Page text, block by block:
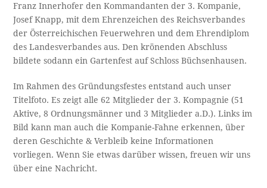
Franz Innerhofer den Kommandanten der 3. Kompanie,
Josef Knapp, mit dem Ehrenzeichen des Reichsverbandes
der Österreichischen Feuerwehren und dem Ehrendiplom
des Landesverbandes aus. Den krönenden Abschluss
bildete sodann ein Gartenfest auf Schloss Büchsenhausen.
Im Rahmen des Gründungsfestes entstand auch unser
Titelfoto. Es zeigt alle 62 Mitglieder der 3. Kompagnie (51
Aktive, 8 Ordnungsmänner und 3 Mitglieder a.D.). Links im
Bild kann man auch die Kompanie-Fahne erkennen, über
deren Geschichte & Verbleib keine Informationen
vorliegen. Wenn Sie etwas darüber wissen, freuen wir uns
über eine Nachricht.